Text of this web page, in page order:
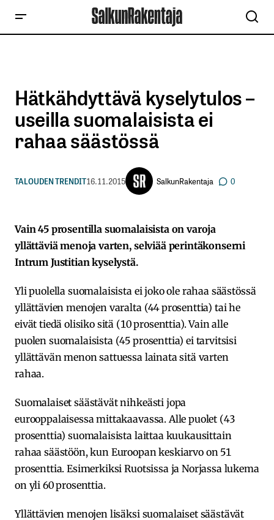
Hätkähdyttävä kyselytulos –
useilla suomalaisista ei
rahaa säästössä
TALOUDEN TRENDIT16.11.2015 SalkunRakentaja 0
Vain 45 prosentilla suomalaisista on varoja
yllättäviä menoja varten, selviää perintäkonserni
Intrum Justitian kyselystä.
Yli puolella suomalaisista ei joko ole rahaa säästössä
yllättävien menojen varalta (44 prosenttia) tai he
eivät tiedä olisiko sitä (10 prosenttia). Vain alle
puolen suomalaisista (45 prosenttia) ei tarvitsisi
yllättävän menon sattuessa lainata sitä varten
rahaa.
Suomalaiset säästävät nihkeästi jopa
eurooppalaisessa mittakaavassa. Alle puolet (43
prosenttia) suomalaisista laittaa kuukausittain
rahaa säästöön, kun Euroopan keskiarvo on 51
prosenttia. Esimerkiksi Ruotsissa ja Norjassa lukema
on yli 60 prosenttia.
Yllättävien menojen lisäksi suomalaiset säästävät